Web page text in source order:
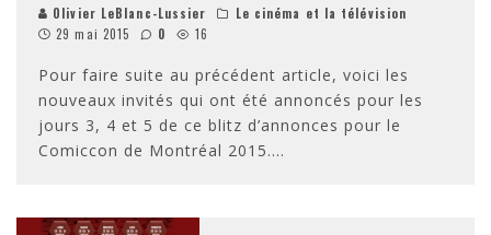
Olivier LeBlanc-Lussier
Le cinéma et la télévision
29 mai 2015
0 16
Pour faire suite au précédent article, voici les
nouveaux invités qui ont été annoncés pour les
jours 3, 4 et 5 de ce blitz d’annonces pour le
Comiccon de Montréal 2015....